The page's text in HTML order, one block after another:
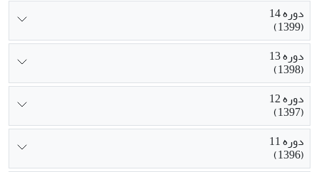
دوره 14
(1399)
دوره 13
(1398)
دوره 12
(1397)
دوره 11
(1396)